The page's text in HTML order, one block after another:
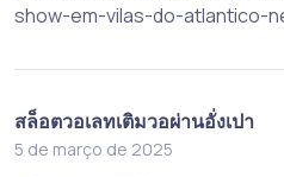
show-em-vilas-do-atlantico-
สล็อตวอเลทเติมวอผ่านอั่งเปา
5 de março de 2025